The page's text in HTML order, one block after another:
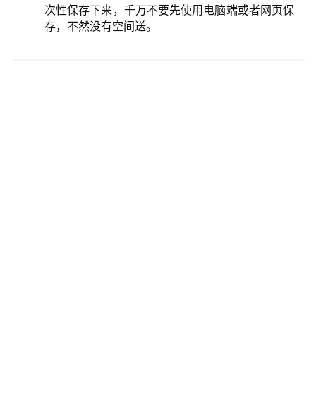
次性保存下来，千万不要先使用电脑端或者网页保
存，不然没有空间送。